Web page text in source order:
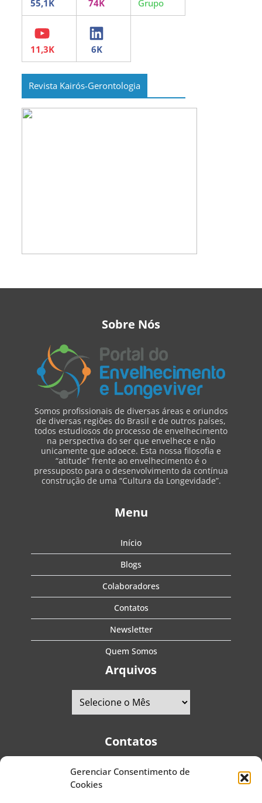
Gerenciar Consentimento de
Cookies
YouTube LinkedIn
Revista Kairós-Gerontologia
Sobre Nós
Somos profissionais de diversas áreas e oriundos
de diversas regiões do Brasil e de outros países,
todos estudiosos do processo de envelhecimento
na perspectiva do ser que envelhece e não
unicamente que adoece. Esta nossa filosofia e
“atitude” frente ao envelhecimento é o
pressuposto para o desenvolvimento da contínua
construção de uma “Cultura da Longevidade”.
Menu
Início
Blogs
Colaboradores
Contatos
Newsletter
Quem Somos
Arquivos
Contatos
Telefones:+55 (11) 2579-9697|+55 (11) 5587-4334